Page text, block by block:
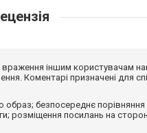
іншим користувачам
Коментарі призначені для
безпосереднє
розміщення посилань на